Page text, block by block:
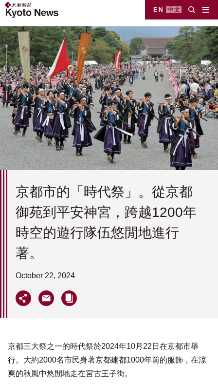
EN 中文
京都市的「時代祭」。從京都
御苑到平安神宮，跨越1200年
時空的遊行隊伍悠閒地進行
著。
October 22, 2024
京都三大祭之一的時代祭於2024年10月22日在京都市舉
行。大約2000名市民身著京都建都1000年前的服飾，在涼
爽的秋風中悠閒地走在宮古王子街。